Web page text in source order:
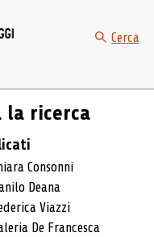
Cerca
la ricerca
Consonni
Deana
Viazzi
De Francesca